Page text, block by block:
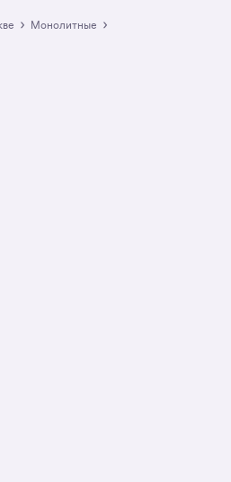
› монолитные ›